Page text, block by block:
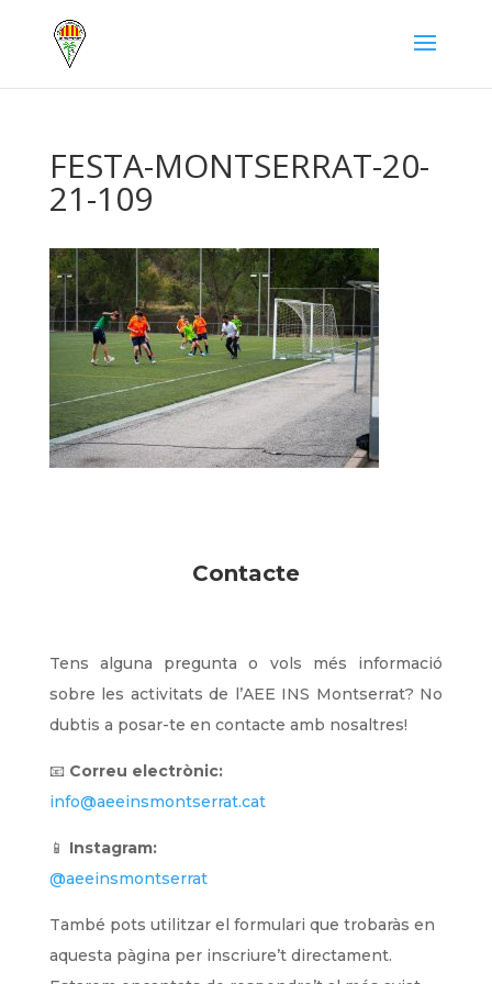
FESTA-MONTSERRAT-20-
21-109
Contacte
Tens alguna pregunta o vols més informació
sobre les activitats de l’AEE INS Montserrat? No
dubtis a posar-te en contacte amb nosaltres!
📧 Correu electrònic:
info@aeeinsmontserrat.cat
📱 Instagram:
@aeeinsmontserrat
També pots utilitzar el formulari que trobaràs en
aquesta pàgina per inscriure’t directament.